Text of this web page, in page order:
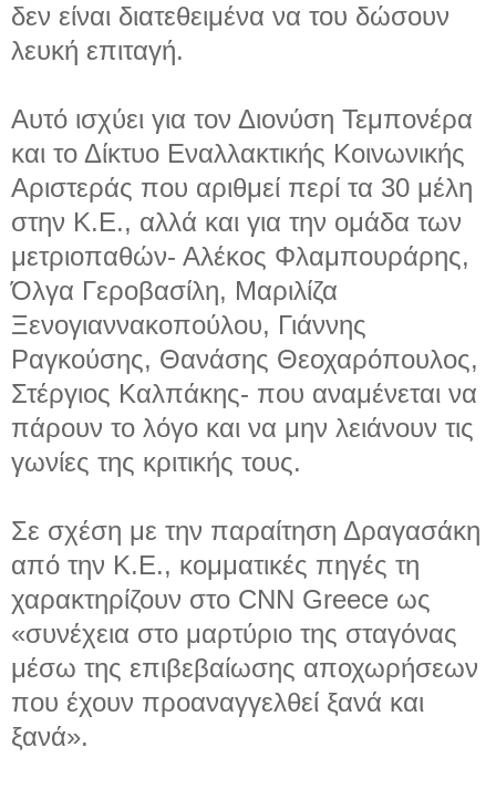
δεν είναι διατεθειμένα να του δώσουν
λευκή επιταγή.
Αυτό ισχύει για τον Διονύση Τεμπονέρα
και το Δίκτυο Εναλλακτικής Κοινωνικής
Αριστεράς που αριθμεί περί τα 30 μέλη
στην Κ.Ε., αλλά και για την ομάδα των
μετριοπαθών- Αλέκος Φλαμπουράρης,
Όλγα Γεροβασίλη, Μαριλίζα
Ξενογιαννακοπούλου, Γιάννης
Ραγκούσης, Θανάσης Θεοχαρόπουλος,
Στέργιος Καλπάκης- που αναμένεται να
πάρουν το λόγο και να μην λειάνουν τις
γωνίες της κριτικής τους.
Σε σχέση με την παραίτηση Δραγασάκη
από την Κ.Ε., κομματικές πηγές τη
χαρακτηρίζουν στο CNN Greece ως
«συνέχεια στο μαρτύριο της σταγόνας
μέσω της επιβεβαίωσης αποχωρήσεων
που έχουν προαναγγελθεί ξανά και
ξανά».